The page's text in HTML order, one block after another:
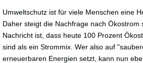
Umweltschutz ist für viele Menschen eine
Daher steigt die Nachfrage nach Ökostrom
Nachricht ist, dass heute 100 Prozent
sind als ein Strommix. Wer also auf
erneuerbaren Energien setzt, kann nun